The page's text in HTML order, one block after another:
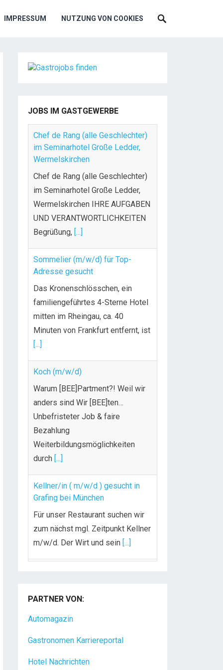
IMPRESSUM NUTZUNG VON COOKIES
JOBS IM GASTGEWERBE
Chef de Rang (alle Geschlechter)
im Seminarhotel Große Ledder,
Wermelskirchen
Chef de Rang (alle Geschlechter)
im Seminarhotel Große Ledder,
Wermelskirchen IHRE AUFGABEN
UND VERANTWORTLICHKEITEN
Begrüßung, [...]
Sommelier (m/w/d) für Top-
Adresse gesucht
Das Kronenschlösschen, ein
familiengeführtes 4-Sterne Hotel
mitten im Rheingau, ca. 40
Minuten von Frankfurt entfernt, ist
[...]
Koch (m/w/d)
Warum [BEE]Partment?! Weil wir
anders sind Wir [BEE]ten…
Unbefristeter Job & faire
Bezahlung
Weiterbildungsmöglichkeiten
durch [...]
Kellner/in ( m/w/d ) gesucht in
Grafing bei München
Für unser Restaurant suchen wir
zum nächst mgl. Zeitpunkt Kellner
m/w/d. Der Wirt und sein [...]
Dein Arbeitsplatz mit
Leidenschaft und liebst[...]
PARTNER VON:
Automagazin
Gastronomen Karriereportal
Hotel Nachrichten